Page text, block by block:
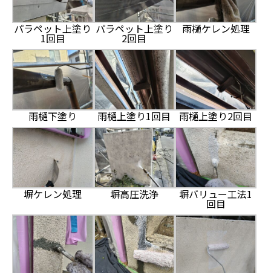
パラペット上塗り
1回目
パラペット上塗り
2回目
雨樋ケレン処理
雨樋下塗り 雨樋上塗り1回目 雨樋上塗り2回目
塀ケレン処理 塀高圧洗浄 塀バリュー工法1
回目